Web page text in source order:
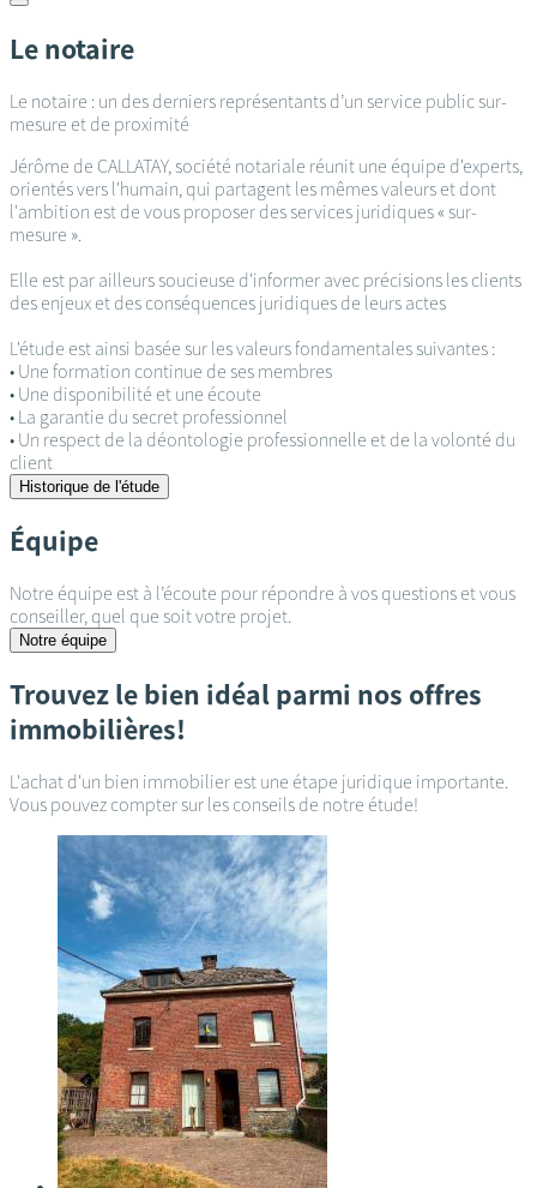
Le notaire
Le notaire : un des derniers représentants d’un service public sur-
mesure et de proximité
Jérôme de CALLATAY, société notariale réunit une équipe d'experts,
orientés vers l'humain, qui partagent les mêmes valeurs et dont
l'ambition est de vous proposer des services juridiques « sur-
mesure ».
Elle est par ailleurs soucieuse d'informer avec précisions les clients
des enjeux et des conséquences juridiques de leurs actes
L'étude est ainsi basée sur les valeurs fondamentales suivantes :
• Une formation continue de ses membres
• Une disponibilité et une écoute
• La garantie du secret professionnel
• Un respect de la déontologie professionnelle et de la volonté du
client
Historique de l'étude
Équipe
Notre équipe est à l’écoute pour répondre à vos questions et vous
conseiller, quel que soit votre projet.
Notre équipe
Trouvez le bien idéal parmi nos offres
immobilières!
L'achat d'un bien immobilier est une étape juridique importante.
Vous pouvez compter sur les conseils de notre étude!